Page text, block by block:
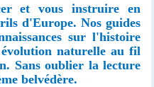
et vous instruire en
d'Europe. Nos guides
sur l'histoire
naturelle au fil
Sans oublier la lecture
belvédère.